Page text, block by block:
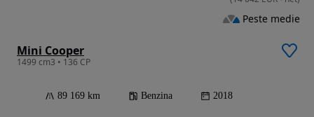
Mini Cooper
1499 cm3 • 136 CP
89 169 km Benzina 2018
Peste medie